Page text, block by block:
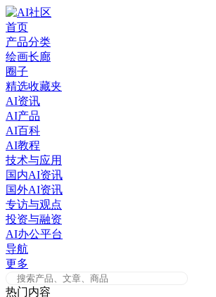
Skip
to
content
首页
产品分类
绘画长廊
圈子
精选收藏夹
AI资讯
AI产品
AI百科
AI教程
技术与应用
国内AI资讯
国外AI资讯
专访与观点
投资与融资
AI办公平台
导航
更多
热门内容